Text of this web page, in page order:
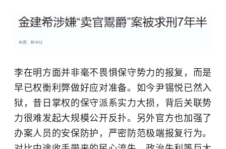
李在明方面并非毫不畏惧保守势力的报复，而是
早已权衡利弊做好应对准备。如今尹锡悦已然入
狱，昔日掌权的保守派系实力大损，背后关联势
力很难发起大规模公开反扑。另外官方也加强了
办案人员的安保防护，严密防范极端报复行为。